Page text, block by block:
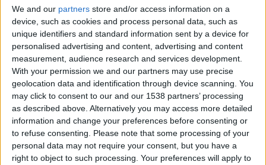
We and our partners store and/or access information on a
device, such as cookies and process personal data, such as
unique identifiers and standard information sent by a device for
personalised advertising and content, advertising and content
measurement, audience research and services development.
With your permission we and our partners may use precise
geolocation data and identification through device scanning. You
may click to consent to our and our 1538 partners’ processing
as described above. Alternatively you may access more detailed
information and change your preferences before consenting or
to refuse consenting. Please note that some processing of your
personal data may not require your consent, but you have a
right to object to such processing. Your preferences will apply to
LPF Play
21.00 Primera B
Argentino de Quilmes
Real Pilar
LPF Play
21.00 Primera B
Defensores Unidos